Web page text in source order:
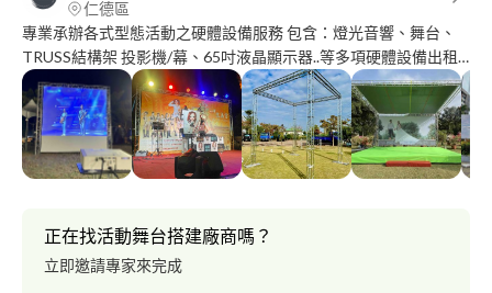
仁德區
專業承辦各式型態活動之硬體設備服務 包含：燈光音響、舞台、
TRUSS結構架 投影機/幕、65吋液晶顯示器..等多項硬體設備出租
成果發表/校慶/運動會/畢業典禮/社團活動/婚宴/尾牙/春酒/各式展
演/音樂會/記者會/節日慶典/動土儀式/商業活動等⋯ ?有相關需求
者，歡迎邀請報價?
正在找活動舞台搭建廠商嗎？
立即邀請專家來完成